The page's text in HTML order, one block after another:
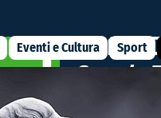
Eventi e Cultura Sport